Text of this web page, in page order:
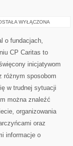
WYŁĄCZONA
o fundacjach,
CP Caritas to
inicjatywom
różnym sposobom
w trudnej sytuacji
można znaleźć
organizowania
oraz
informacje o